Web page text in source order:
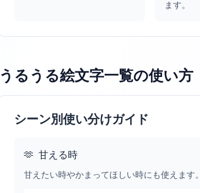
ます。
うるうる絵文字一覧の使い方
シーン別使い分けガイド
🫶 甘える時
甘えたい時やかまってほしい時にも使えます。